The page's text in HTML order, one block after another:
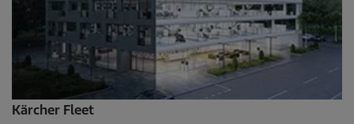
Kärcher Fleet